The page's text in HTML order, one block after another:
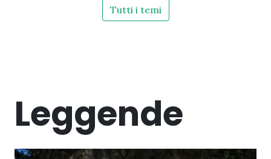
Tutti i temi
Leggende